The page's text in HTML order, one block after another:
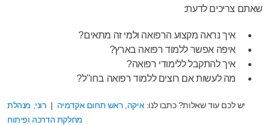
שאתם צריכים לדעת:
איך נראה מקצוע הרפואה ולמי זה מתאים?
איפה אפשר ללמוד רפואה בארץ?
איך להתקבל ללימודי רפואה?
מה לעשות אם רוצים ללמוד רפואה בחו"ל?
יש לכם עוד שאלות? כתבו לנו:איקה, ראש תחום אקדמיה |רוני, מנהלת
מחלקת הדרכה ופיתוח